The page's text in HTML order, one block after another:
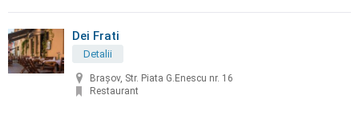
Dei Frati
Detalii
Brașov, Str. Piata G.Enescu nr. 16
Restaurant